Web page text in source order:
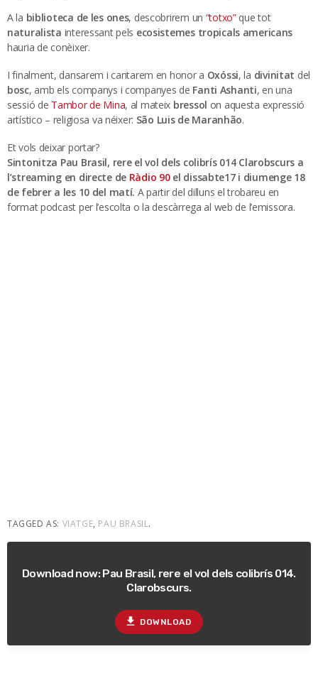
A la biblioteca de les ones, descobrirem un “totxo”que tot
naturalista interessant pels ecosistemes tropicals americans
hauria de conèixer.
I finalment, dansarem i cantarem en honor a Oxóssi, la divinitat del
bosc, amb els companys i companyes de Fanti Ashanti, en una
sessió de Tambor de Mina, al mateix bressol on aquesta expressió
artístico – religiosa va néixer: São Luis de Maranhão.
Et vols deixar portar?
Sintonitza Pau Brasil, rere el vol dels colibrís 014 Clarobscurs a
l’streaming en directe de Ràdio 90el dissabte17 i diumenge 18
de febrer a les 10 del matí. A partir del dilluns el trobareu en
format podcast per l’escolta o la descàrrega al web de l’emissora.
TAGGED AS: VIATGE, PAU BRASIL.
Download now: Pau Brasil, rere el vol dels colibrís 014.
Clarobscurs.
file_download DOWNLOAD